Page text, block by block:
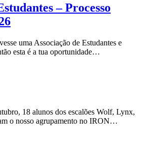
– Processo
uma Associação de Estudantes e
esta é a tua oportunidade…
18 alunos dos escalões Wolf, Lynx,
o nosso agrupamento no IRON…